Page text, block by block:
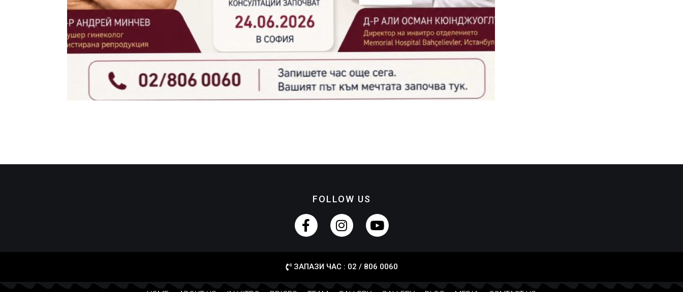
FOLLOW US
ЗАПАЗИ ЧАС : 02 / 806 0060